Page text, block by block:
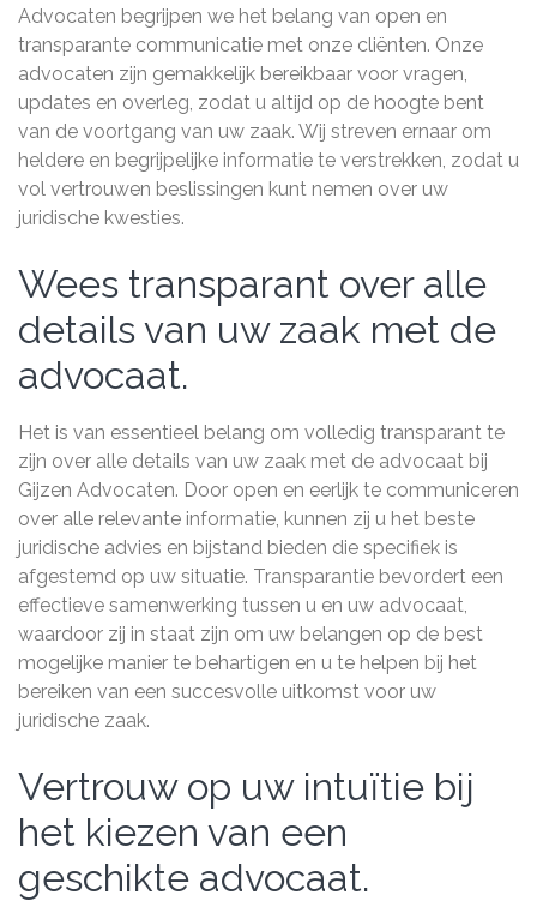
Advocaten begrijpen we het belang van open en
transparante communicatie met onze cliënten. Onze
advocaten zijn gemakkelijk bereikbaar voor vragen,
updates en overleg, zodat u altijd op de hoogte bent
van de voortgang van uw zaak. Wij streven ernaar om
heldere en begrijpelijke informatie te verstrekken, zodat u
vol vertrouwen beslissingen kunt nemen over uw
juridische kwesties.
Wees transparant over alle
details van uw zaak met de
advocaat.
Het is van essentieel belang om volledig transparant te
zijn over alle details van uw zaak met de advocaat bij
Gijzen Advocaten. Door open en eerlijk te communiceren
over alle relevante informatie, kunnen zij u het beste
juridische advies en bijstand bieden die specifiek is
afgestemd op uw situatie. Transparantie bevordert een
effectieve samenwerking tussen u en uw advocaat,
waardoor zij in staat zijn om uw belangen op de best
mogelijke manier te behartigen en u te helpen bij het
bereiken van een succesvolle uitkomst voor uw
juridische zaak.
Vertrouw op uw intuïtie bij
het kiezen van een
geschikte advocaat.